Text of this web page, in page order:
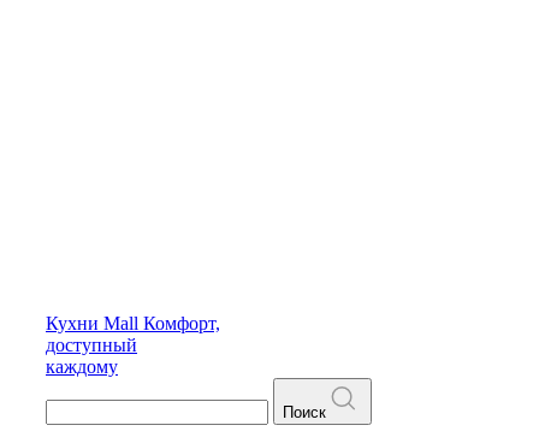
Кухни Mall Комфорт,
доступный
каждому
Поиск